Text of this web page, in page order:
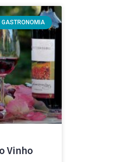
GASTRONOMIA
Vinho